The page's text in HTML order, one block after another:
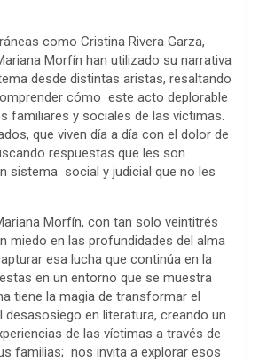
como Cristina Rivera Garza,
Morfín han utilizado su narrativa
desde distintas aristas, resaltando
cómo este acto deplorable
familiares y sociales de las víctimas.
que viven día a día con el dolor de
respuestas que les son
sistema social y judicial que no les
Morfín, con tan solo veintitrés
miedo en las profundidades del alma
esa lucha que continúa en la
en un entorno que se muestra
tiene la magia de transformar el
desasosiego en literatura, creando un
de las víctimas a través de
familias; nos invita a explorar esos